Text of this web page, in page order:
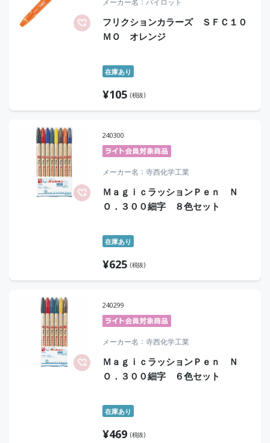
メーカー名 パイロット
フリクションカラーズ ＳＦＣ１０
ＭＯ オレンジ
在庫あり
¥105 (税抜)
240300
メーカー名 寺西化学工業
ＭａｇｉｃラッションＰｅｎ Ｎ
Ｏ．３００細字 ８色セット
在庫あり
¥625 (税抜)
240299
メーカー名 寺西化学工業
ＭａｇｉｃラッションＰｅｎ Ｎ
Ｏ．３００細字 ６色セット
在庫あり
¥469 (税抜)